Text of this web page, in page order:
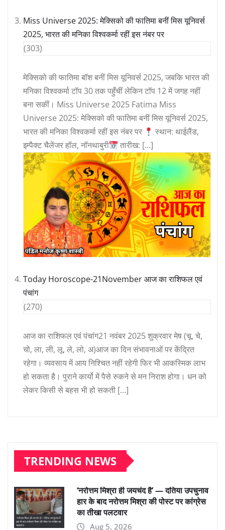
Miss Universe 2025: मेक्सिको की फातिमा बनीं मिस यूनिवर्स
2025, भारत की मनिका विश्वकर्मा रहीं इस नंबर पर
(303)
मेक्सिको की फातिमा बॉश बनीं मिस यूनिवर्स 2025, जबकि भारत की
मनिका विश्वकर्मा टॉप 30 तक पहुँचीं लेकिन टॉप 12 में जगह नहीं
बना सकीं। Miss Universe 2025 Fatima Miss
Universe 2025: मेक्सिको की फातिमा बनीं मिस यूनिवर्स 2025,
भारत की मनिका विश्वकर्मा रहीं इस नंबर पर
स्थान: थाईलैंड,
इम्पैक्ट चैलेंजर हॉल, नॉनथाबुरी
तारीख: […]
Today Horoscope-21November आज का राशिफल एवं
पंचांग
(270)
आज का राशिफल एवं पंचांग21 नवंबर 2025 शुक्रवार मेष (चू, चे,
चो, ला, ली, लू, ले, लो, अ)आज का दिन संभावनाओं पर केंद्रित
रहेगा। व्यवसाय में आय निश्चित नहीं रहेगी फिर भी आकस्मिक लाभ
हो सकता है। पुराने कार्यो में पैसे रुकने से मन निराश होगा। धन को
लेकर किसी से बहस भी हो सकती […]
TRENDING NEWS
‘नरोत्तम मिश्रा ही जयचंद है’ — दतिया उपचुनाव
हार के बाद नरोत्तम मिश्रा की पोस्ट पर कांग्रेस
का तीखा पलटवार
Aug 5, 2026